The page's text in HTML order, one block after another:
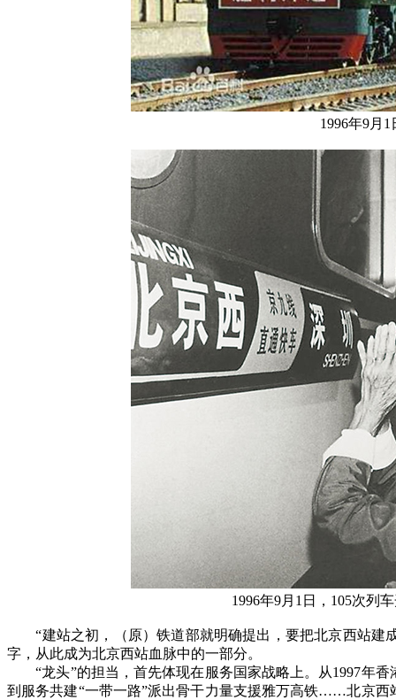
1996年9月
1996年9月1日，105次列
“建站之初，（原）铁道部就明确提出，要把北京西站建成
字，从此成为北京西站血脉中的一部分。
“龙头”的担当，首先体现在服务国家战略上。从1997年香
到服务共建“一带一路”派出骨干力量支援雅万高铁……北京西